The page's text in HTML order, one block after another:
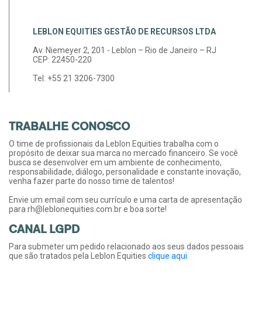
LEBLON EQUITIES GESTÃO DE RECURSOS LTDA
Av. Niemeyer 2, 201 - Leblon – Rio de Janeiro – RJ
CEP: 22450-220
Tel: +55 21 3206-7300
TRABALHE CONOSCO
O time de profissionais da Leblon Equities trabalha com o
propósito de deixar sua marca no mercado financeiro. Se você
busca se desenvolver em um ambiente de conhecimento,
responsabilidade, diálogo, personalidade e constante inovação,
venha fazer parte do nosso time de talentos!
Envie um email com seu currículo e uma carta de apresentação
para rh@leblonequities.com.br e boa sorte!
CANAL LGPD
Para submeter um pedido relacionado aos seus dados pessoais
que são tratados pela Leblon Equities clique aqui